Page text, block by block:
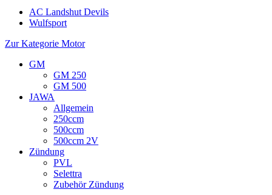
AC Landshut Devils
Wulfsport
Zur Kategorie Motor
GM
GM 250
GM 500
JAWA
Allgemein
250ccm
500ccm
500ccm 2V
Zündung
PVL
Selettra
Zubehör Zündung